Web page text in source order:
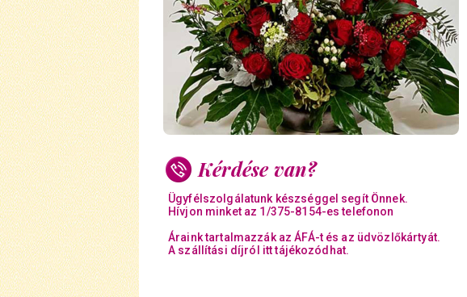
Kérdése van?
Ügyfélszolgálatunk készséggel segít Önnek.
Hívjon minket az 1/375-8154-es telefonon
Áraink tartalmazzák az ÁFÁ-t és az üdvözlőkártyát.
A szállítási díjról itt tájékozódhat.